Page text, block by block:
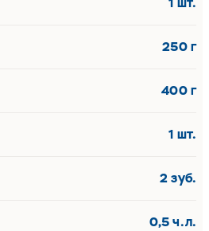
250 г
400 г
1 шт.
2 зуб.
0,5 ч.л.